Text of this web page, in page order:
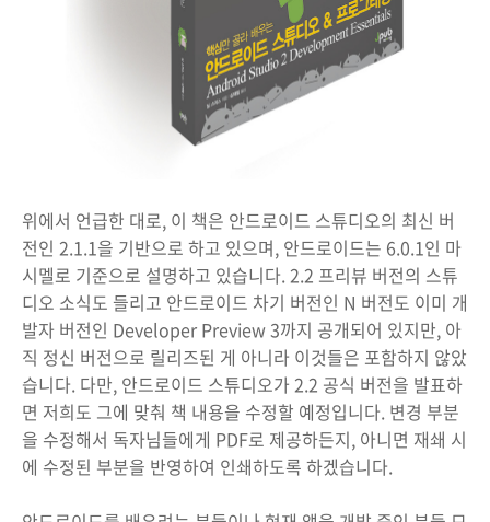
위에서 언급한 대로, 이 책은 안드로이드 스튜디오의 최신 버
전인 2.1.1을 기반으로 하고 있으며, 안드로이드는 6.0.1인 마
시멜로 기준으로 설명하고 있습니다. 2.2 프리뷰 버전의 스튜
디오 소식도 들리고 안드로이드 차기 버전인 N 버전도 이미 개
발자 버전인 Developer Preview 3까지 공개되어 있지만, 아
직 정신 버전으로 릴리즈된 게 아니라 이것들은 포함하지 않았
습니다. 다만, 안드로이드 스튜디오가 2.2 공식 버전을 발표하
면 저희도 그에 맞춰 책 내용을 수정할 예정입니다. 변경 부분
을 수정해서 독자님들에게 PDF로 제공하든지, 아니면 재쇄 시
에 수정된 부분을 반영하여 인쇄하도록 하겠습니다.